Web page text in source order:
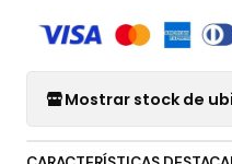
Mostrar stock de